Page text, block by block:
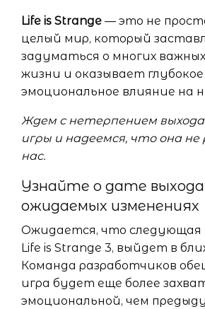
Life is Strange — это не
целый мир, который
задуматься о многих
жизни и оказывает глубокое
эмоциональное влияние на
Ждем с нетерпением
игры и надеемся, что она
нас.
Узнайте о дате
ожидаемых изменениях
Ожидается, что следующая
Life is Strange 3, выйдет в
Команда разработчиков
игра будет еще более
эмоциональной, чем